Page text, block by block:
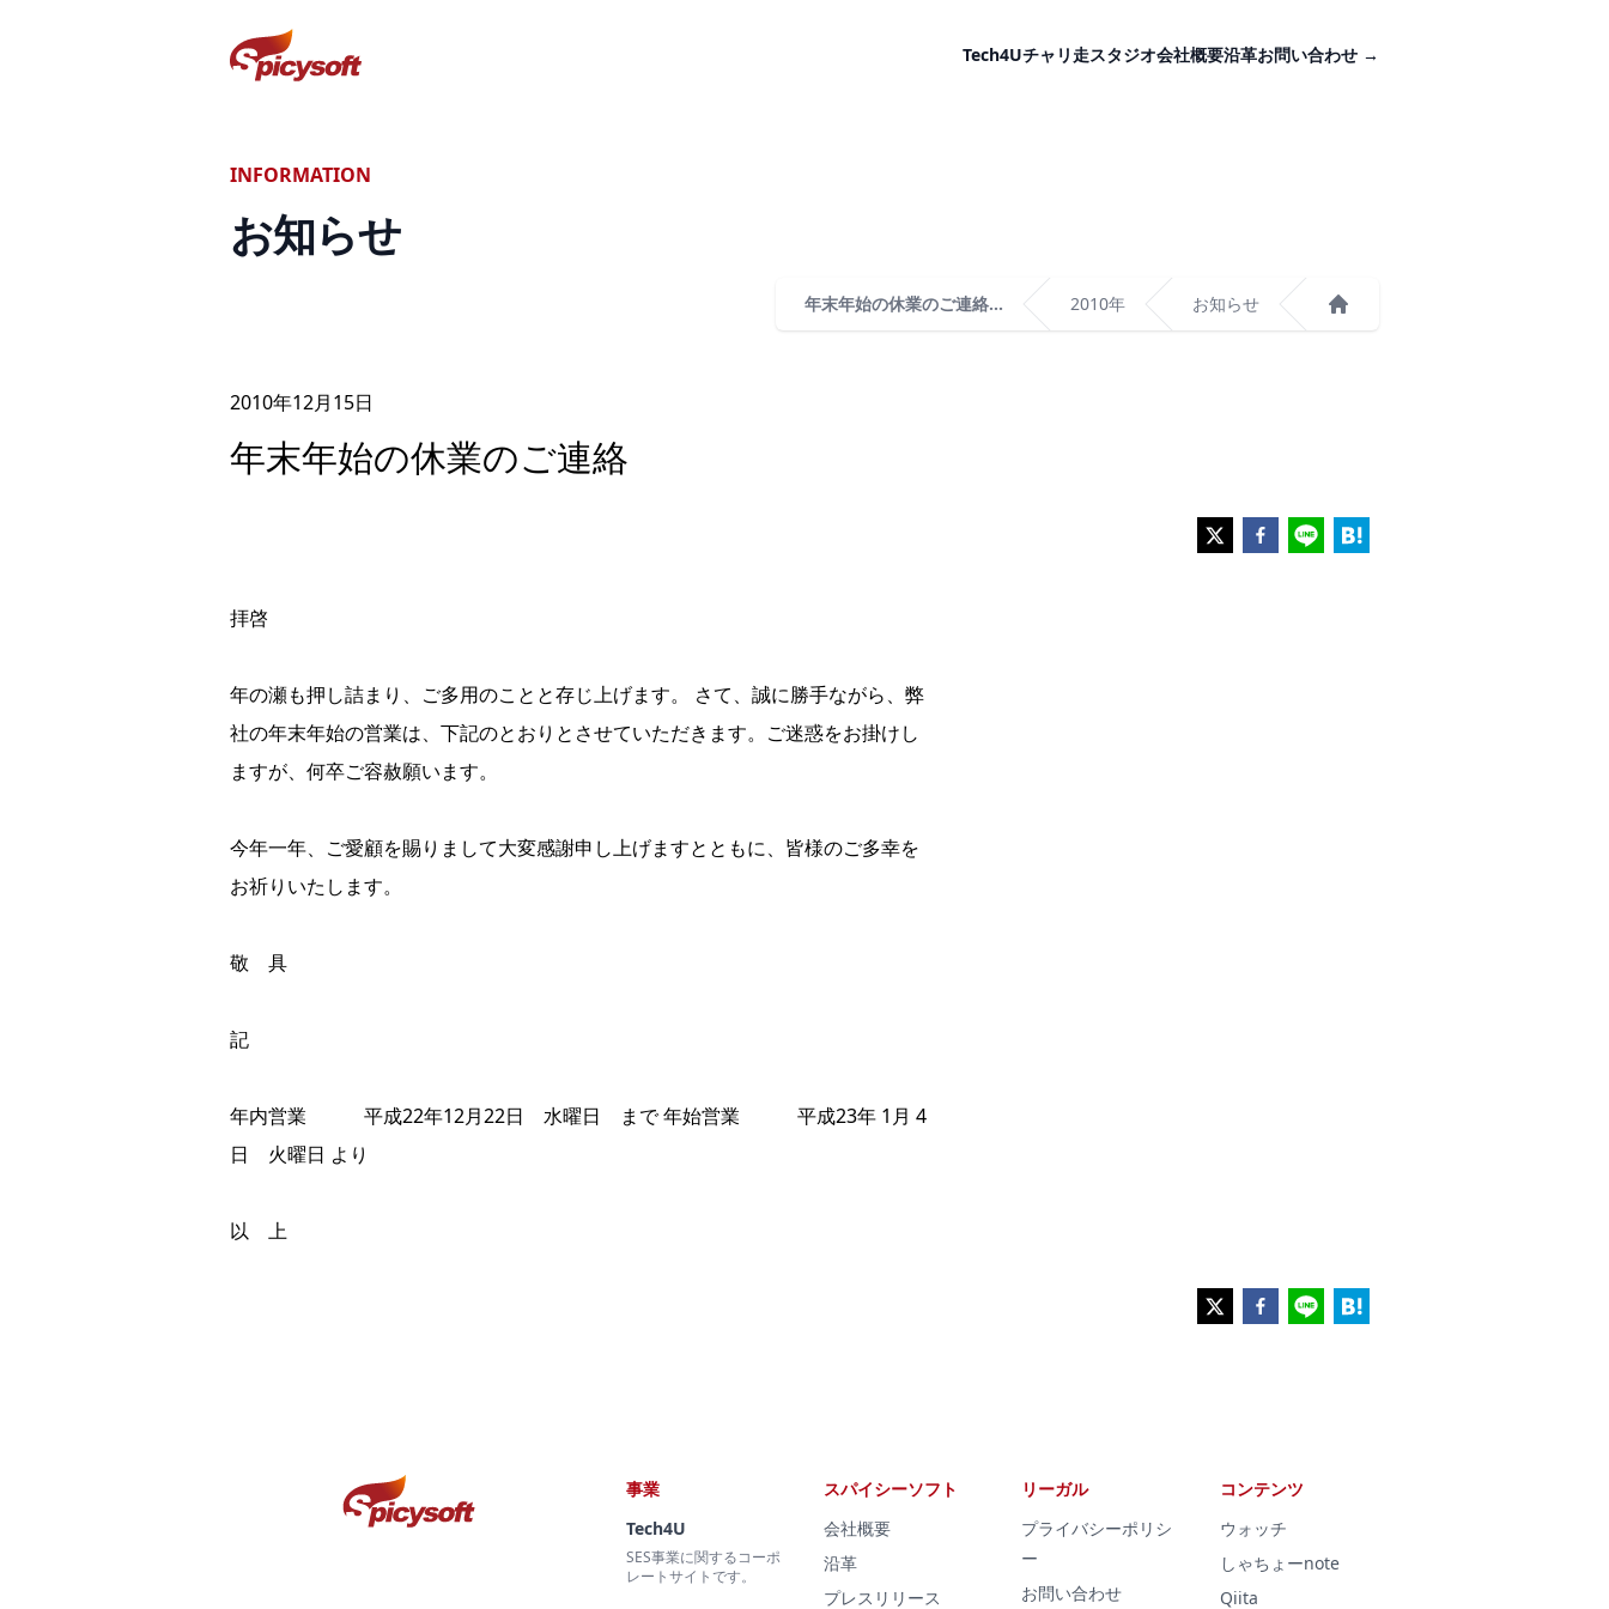
スパイシーソフト株式会社 Tech4Uチャリ走スタジオ会社概要沿革お問い合わせ →
INFORMATION
お知らせ
年末年始の休業のご連絡... 2010年 お知らせ
2010年12月15日
年末年始の休業のご連絡
拝啓
年の瀬も押し詰まり、ご多用のことと存じ上げます。 さて、誠に勝手ながら、弊
社の年末年始の営業は、下記のとおりとさせていただきます。ご迷惑をお掛けし
ますが、何卒ご容赦願います。
今年一年、ご愛顧を賜りまして大変感謝申し上げますとともに、皆様のご多幸を
お祈りいたします。
敬 具
記
年内営業 平成22年12月22日 水曜日 まで 年始営業 平成23年 1月 4
日 火曜日 より
以 上
事業
Tech4U
SES事業に関するコーポ
レートサイトです。
スパイシーソフト
会社概要
沿革
プレスリリース
リーガル
プライバシーポリシ
ー
お問い合わせ
コンテンツ
ウォッチ
しゃちょーnote
Qiita